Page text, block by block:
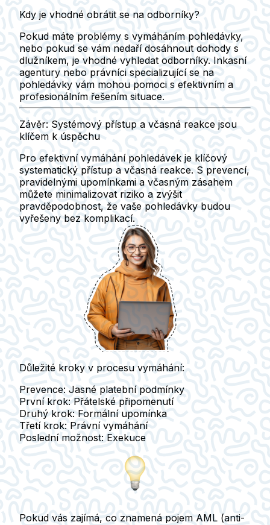
Kdy je vhodné obrátit se na odborníky?
Pokud máte problémy s vymáháním pohledávky,
nebo pokud se vám nedaří dosáhnout dohody s
dlužníkem, je vhodné vyhledat odborníky. Inkasní
agentury nebo právníci specializující se na
pohledávky vám mohou pomoci s efektivním a
profesionálním řešením situace.
Závěr: Systémový přístup a včasná reakce jsou
klíčem k úspěchu
Pro efektivní vymáhání pohledávek je klíčový
systematický přístup a včasná reakce. S prevencí,
pravidelnými upomínkami a včasným zásahem
můžete minimalizovat riziko a zvýšit
pravděpodobnost, že vaše pohledávky budou
vyřešeny bez komplikací.
Důležité kroky v procesu vymáhání:
Prevence: Jasné platební podmínky
První krok: Přátelské připomenutí
Druhý krok: Formální upomínka
Třetí krok: Právní vymáhání
Poslední možnost: Exekuce
Pokud vás zajímá, co znamená pojem AML (anti-